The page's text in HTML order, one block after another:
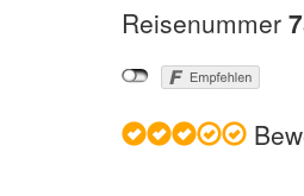
Reisenummer